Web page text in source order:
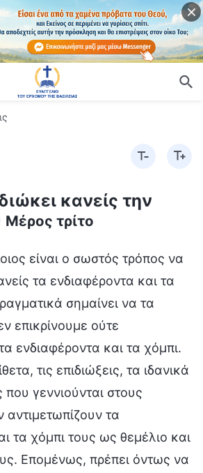
κανείς την
Μέρος τρίτο
είναι ο σωστός τρόπος να
τα ενδιαφέροντα και τα
σημαίνει να τα
επικρίνουμε ούτε
ενδιαφέροντα και τα χόμπι.
τις επιδιώξεις, τα ιδανικά
που γεννιούνται στους
τα
τα χόμπι τους ως θεμέλιο και
Επομένως, πρέπει όντως να